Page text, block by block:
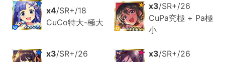
x4/SR+/18
CuCo特大-極大
x3/SR+/26
CuPa究極 + Pa極
小
x3/SR+/26
x3/SR+/26